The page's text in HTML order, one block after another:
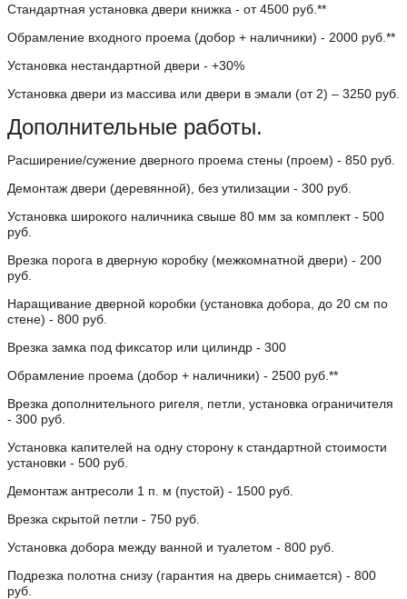
Стандартная установка двери книжка - от 4500 руб.**
Обрамление входного проема (добор + наличники) - 2000 руб.**
Установка нестандартной двери - +30%
Установка двери из массива или двери в эмали (от 2) – 3250 руб.
Дополнительные работы.
Расширение/сужение дверного проема стены (проем) - 850 руб.
Демонтаж двери (деревянной), без утилизации - 300 руб.
Установка широкого наличника свыше 80 мм за комплект - 500
руб.
Врезка порога в дверную коробку (межкомнатной двери) - 200
руб.
Наращивание дверной коробки (установка добора, до 20 см по
стене) - 800 руб.
Врезка замка под фиксатор или цилиндр - 300
Обрамление проема (добор + наличники) - 2500 руб.**
Врезка дополнительного ригеля, петли, установка ограничителя
- 300 руб.
Установка капителей на одну сторону к стандартной стоимости
установки - 500 руб.
Демонтаж антресоли 1 п. м (пустой) - 1500 руб.
Врезка скрытой петли - 750 руб.
Установка добора между ванной и туалетом - 800 руб.
Подрезка полотна снизу (гарантия на дверь снимается) - 800
руб.